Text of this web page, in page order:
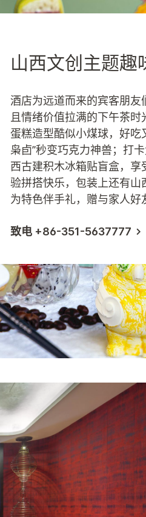
山西文创主题趣
酒店为远道而来的宾客朋友
且情绪价值拉满的下午茶
蛋糕造型酷似小煤球，好吃
枭卣”秒变巧克力神兽；打
西古建积木冰箱贴盲盒，
验拼搭快乐，包装上还有
为特色伴手礼，赠与家人好
致电 +86-351-5637777